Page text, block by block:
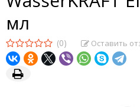
мл
(0) Оставить